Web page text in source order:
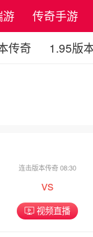
传奇手游
传奇 1.95版
连击版本传奇 08:30
vs
视频直播